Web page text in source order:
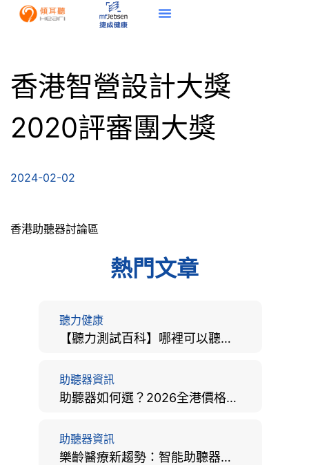
香港智營設計大獎
2020評審團大獎
2024-02-02
香港助聽器討論區
熱門文章
聽力健康
【聽力測試百科】哪裡可以聽力檢查？費用、標準、流程、在家聽力檢測與iPhone測試全攻略
助聽器資訊
助聽器如何選？2026全港價格比較、款式分析及老人選購全攻略
助聽器資訊
樂齡醫療新趨勢：智能助聽器結合 AI 眼底相機，如何全方位守護長者健康？